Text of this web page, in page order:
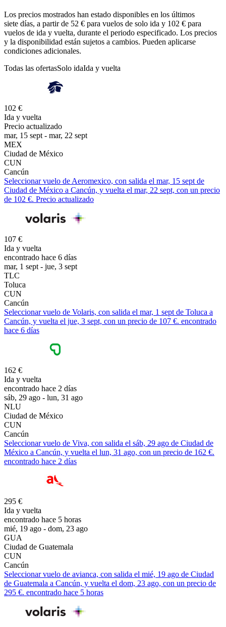
Los precios mostrados han estado disponibles en los últimos
siete días, a partir de 52 € para vuelos de solo ida y 102 € para
vuelos de ida y vuelta, durante el periodo especificado. Los precios
y la disponibilidad están sujetos a cambios. Pueden aplicarse
condiciones adicionales.
Todas las ofertasSolo idaIda y vuelta
102 €
Ida y vuelta
Precio actualizado
mar, 15 sept - mar, 22 sept
MEX
Ciudad de México
CUN
Cancún
Seleccionar vuelo de Aeromexico, con salida el mar, 15 sept de
Ciudad de México a Cancún, y vuelta el mar, 22 sept, con un precio
de 102 €. Precio actualizado
107 €
Ida y vuelta
encontrado hace 6 días
mar, 1 sept - jue, 3 sept
TLC
Toluca
CUN
Cancún
Seleccionar vuelo de Volaris, con salida el mar, 1 sept de Toluca a
Cancún, y vuelta el jue, 3 sept, con un precio de 107 €. encontrado
hace 6 días
162 €
Ida y vuelta
encontrado hace 2 días
sáb, 29 ago - lun, 31 ago
NLU
Ciudad de México
CUN
Cancún
Seleccionar vuelo de Viva, con salida el sáb, 29 ago de Ciudad de
México a Cancún, y vuelta el lun, 31 ago, con un precio de 162 €.
encontrado hace 2 días
295 €
Ida y vuelta
encontrado hace 5 horas
mié, 19 ago - dom, 23 ago
GUA
Ciudad de Guatemala
CUN
Cancún
Seleccionar vuelo de avianca, con salida el mié, 19 ago de Ciudad
de Guatemala a Cancún, y vuelta el dom, 23 ago, con un precio de
295 €. encontrado hace 5 horas